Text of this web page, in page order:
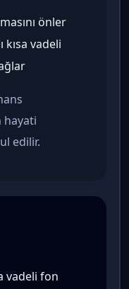
önler
kısa vadeli
hayati
edilir.
vadeli fon